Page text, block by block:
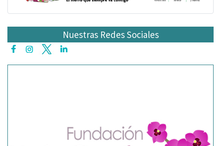
Nuestras Redes Sociales